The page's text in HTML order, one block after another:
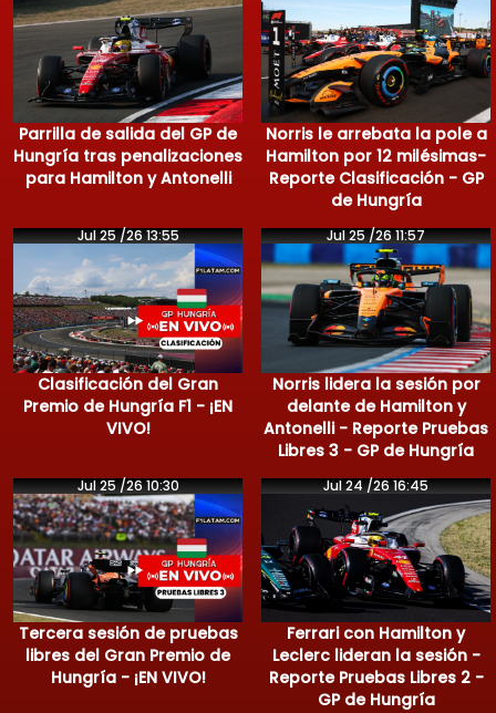
Parrilla de salida del GP de
Hungría tras penalizaciones
para Hamilton y Antonelli
Norris le arrebata la pole a
Hamilton por 12 milésimas-
Reporte Clasificación - GP
de Hungría
Jul 25 /26 13:55
Clasificación del Gran
Premio de Hungría F1 - ¡EN
VIVO!
Jul 25 /26 11:57
Norris lidera la sesión por
delante de Hamilton y
Antonelli - Reporte Pruebas
Libres 3 - GP de Hungría
Jul 25 /26 10:30
Tercera sesión de pruebas
libres del Gran Premio de
Hungría - ¡EN VIVO!
Jul 24 /26 16:45
Ferrari con Hamilton y
Leclerc lideran la sesión -
Reporte Pruebas Libres 2 -
GP de Hungría